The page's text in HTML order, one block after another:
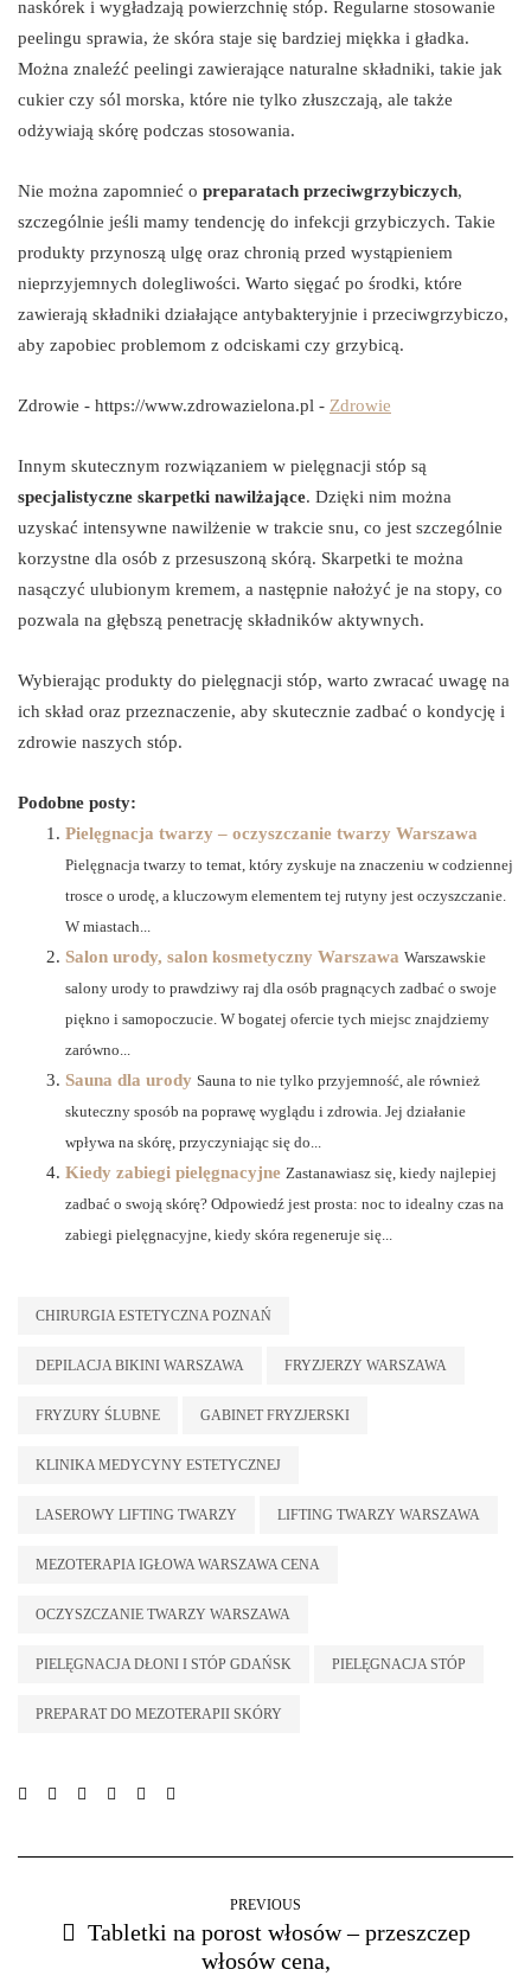
naskórek i wygładzają powierzchnię stóp. Regularne stosowanie
peelingu sprawia, że skóra staje się bardziej miękka i gładka.
Można znaleźć peelingi zawierające naturalne składniki, takie jak
cukier czy sól morska, które nie tylko złuszczają, ale także
odżywiają skórę podczas stosowania.
Nie można zapomnieć o preparatach przeciwgrzybiczych,
szczególnie jeśli mamy tendencję do infekcji grzybiczych. Takie
produkty przynoszą ulgę oraz chronią przed wystąpieniem
nieprzyjemnych dolegliwości. Warto sięgać po środki, które
zawierają składniki działające antybakteryjnie i przeciwgrzybiczo,
aby zapobiec problemom z odciskami czy grzybicą.
Zdrowie - https://www.zdrowazielona.pl - Zdrowie
Innym skutecznym rozwiązaniem w pielęgnacji stóp są
specjalistyczne skarpetki nawilżające. Dzięki nim można
uzyskać intensywne nawilżenie w trakcie snu, co jest szczególnie
korzystne dla osób z przesuszoną skórą. Skarpetki te można
nasączyć ulubionym kremem, a następnie nałożyć je na stopy, co
pozwala na głębszą penetrację składników aktywnych.
Wybierając produkty do pielęgnacji stóp, warto zwracać uwagę na
ich skład oraz przeznaczenie, aby skutecznie zadbać o kondycję i
zdrowie naszych stóp.
Podobne posty:
Pielęgnacja twarzy – oczyszczanie twarzy Warszawa
Pielęgnacja twarzy to temat, który zyskuje na znaczeniu w codziennej
trosce o urodę, a kluczowym elementem tej rutyny jest oczyszczanie.
W miastach...
Salon urody, salon kosmetyczny Warszawa Warszawskie
salony urody to prawdziwy raj dla osób pragnących zadbać o swoje
piękno i samopoczucie. W bogatej ofercie tych miejsc znajdziemy
zarówno...
Sauna dla urody Sauna to nie tylko przyjemność, ale również
skuteczny sposób na poprawę wyglądu i zdrowia. Jej działanie
wpływa na skórę, przyczyniając się do...
Kiedy zabiegi pielęgnacyjne Zastanawiasz się, kiedy najlepiej
zadbać o swoją skórę? Odpowiedź jest prosta: noc to idealny czas na
zabiegi pielęgnacyjne, kiedy skóra regeneruje się...
CHIRURGIA ESTETYCZNA POZNAŃ
DEPILACJA BIKINI WARSZAWA FRYZJERZY WARSZAWA
FRYZURY ŚLUBNE GABINET FRYZJERSKI
KLINIKA MEDYCYNY ESTETYCZNEJ
LASEROWY LIFTING TWARZY LIFTING TWARZY WARSZAWA
MEZOTERAPIA IGŁOWA WARSZAWA CENA
OCZYSZCZANIE TWARZY WARSZAWA
PIELĘGNACJA DŁONI I STÓP GDAŃSK PIELĘGNACJA STÓP
PREPARAT DO MEZOTERAPII SKÓRY
PREVIOUS
Tabletki na porost włosów – przeszczep
włosów cena,